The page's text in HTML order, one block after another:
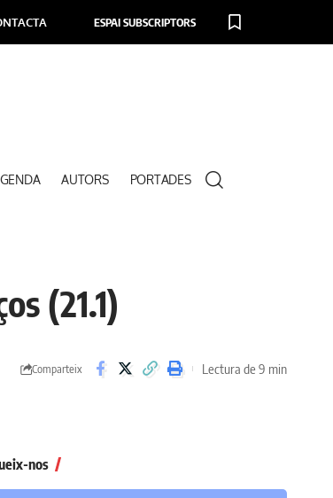
ESPAI SUBSCRIPTORS
AUTORS PORTADES
(21.1)
Comparteix Lectura de 9 min
nos